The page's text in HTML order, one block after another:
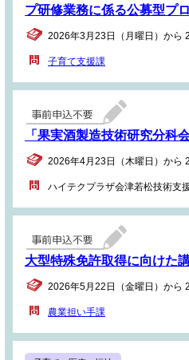
プ研修業務に係る公募型プ
2026年3月23日（月曜日）から
子育て支援課
「果実酒製造技術研究分科
2026年4月23日（木曜日）から
ハイテクプラザ会津若松技術支
大型特殊免許取得に向けた
2026年5月22日（金曜日）から
農業担い手課